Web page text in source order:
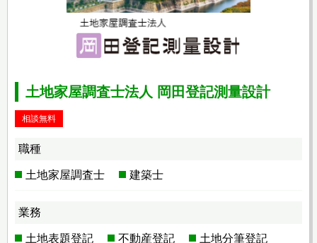
土地家屋調査士法人 岡田登記測量設計
相談無料
職種
土地家屋調査士 建築士
業務
土地表題登記 不動産登記
土地分筆登記